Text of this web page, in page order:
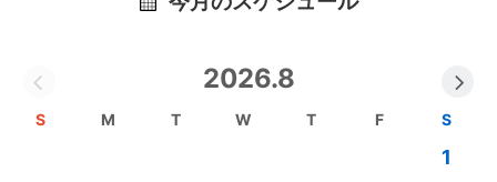
▶︎
https://www.instagram.com/momplus_smallhoik
2026.8
S M T W T F S
1